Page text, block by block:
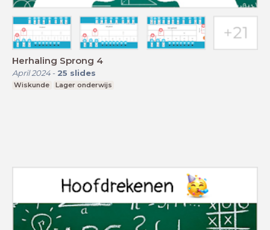
Herhaling Sprong 4
April 2024- 25 slides
Wiskunde Lager onderwijs